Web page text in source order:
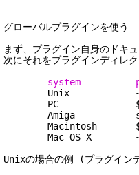
グローバルプラグインを使う
まず、プラグイン自身のドキ
次にそれをプラグインディレ
system
Unix ~/
PC $HOME/
Amiga
Macintosh
Mac OS X ~/
Unixの場合の例 (プラグイン